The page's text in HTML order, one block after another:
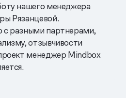
нашего менеджера
Рязанцевой.
с разными партнерами,
отзывчивости
менеджер Mindbox